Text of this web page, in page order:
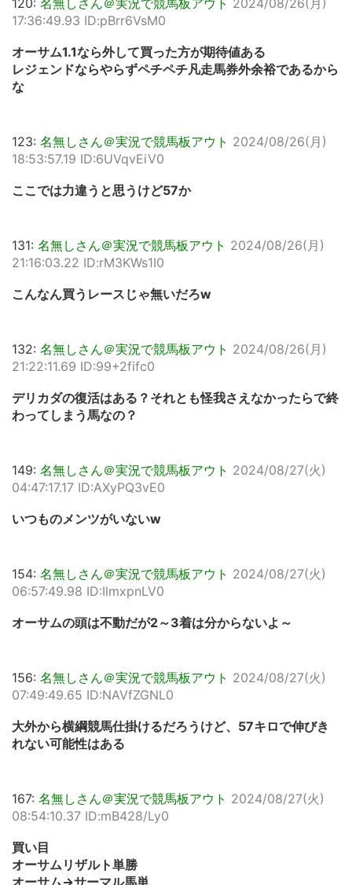
120: 名無しさん＠実況で競馬板アウト 2024/08/26(月)
17:36:49.93 ID:pBrr6VsM0
オーサム1.1なら外して買った方が期待値ある
レジェンドならやらずペチペチ凡走馬券外余裕であるから
な
123: 名無しさん＠実況で競馬板アウト 2024/08/26(月)
18:53:57.19 ID:6UVqvEiV0
ここでは力違うと思うけど57か
131: 名無しさん＠実況で競馬板アウト 2024/08/26(月)
21:16:03.22 ID:rM3KWs1I0
こんなん買うレースじゃ無いだろw
132: 名無しさん＠実況で競馬板アウト 2024/08/26(月)
21:22:11.69 ID:99+2fifc0
デリカダの復活はある？それとも怪我さえなかったらで終
わってしまう馬なの？
149: 名無しさん＠実況で競馬板アウト 2024/08/27(火)
04:47:17.17 ID:AXyPQ3vE0
いつものメンツがいないw
154: 名無しさん＠実況で競馬板アウト 2024/08/27(火)
06:57:49.98 ID:IlmxpnLV0
オーサムの頭は不動だが2～3着は分からないよ～
156: 名無しさん＠実況で競馬板アウト 2024/08/27(火)
07:49:49.65 ID:NAVfZGNL0
大外から横綱競馬仕掛けるだろうけど、57キロで伸びき
れない可能性はある
167: 名無しさん＠実況で競馬板アウト 2024/08/27(火)
08:54:10.37 ID:mB428/Ly0
買い目
オーサムリザルト単勝
オーサム→サーマル馬単